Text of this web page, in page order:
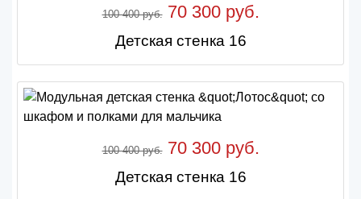
100 400 руб.70 300 руб.
Детская стенка 16
100 400 руб.70 300 руб.
Детская стенка 16